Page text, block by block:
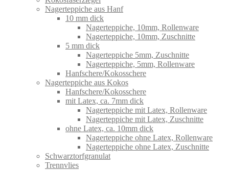
Nagerteppiche aus Hanf
10 mm dick
Nagerteppiche, 10mm, Rollenware
Nagerteppiche, 10mm, Zuschnitte
5 mm dick
Nagerteppiche 5mm, Zuschnitte
Nagerteppiche, 5mm, Rollenware
Hanfschere/Kokosschere
Nagerteppiche aus Kokos
Hanfschere/Kokosschere
mit Latex, ca. 7mm dick
Nagerteppiche mit Latex, Rollenware
Nagerteppiche mit Latex, Zuschnitte
ohne Latex, ca. 10mm dick
Nagerteppiche ohne Latex, Rollenware
Nagerteppiche ohne Latex, Zuschnitte
Schwarztorfgranulat
Trennvlies